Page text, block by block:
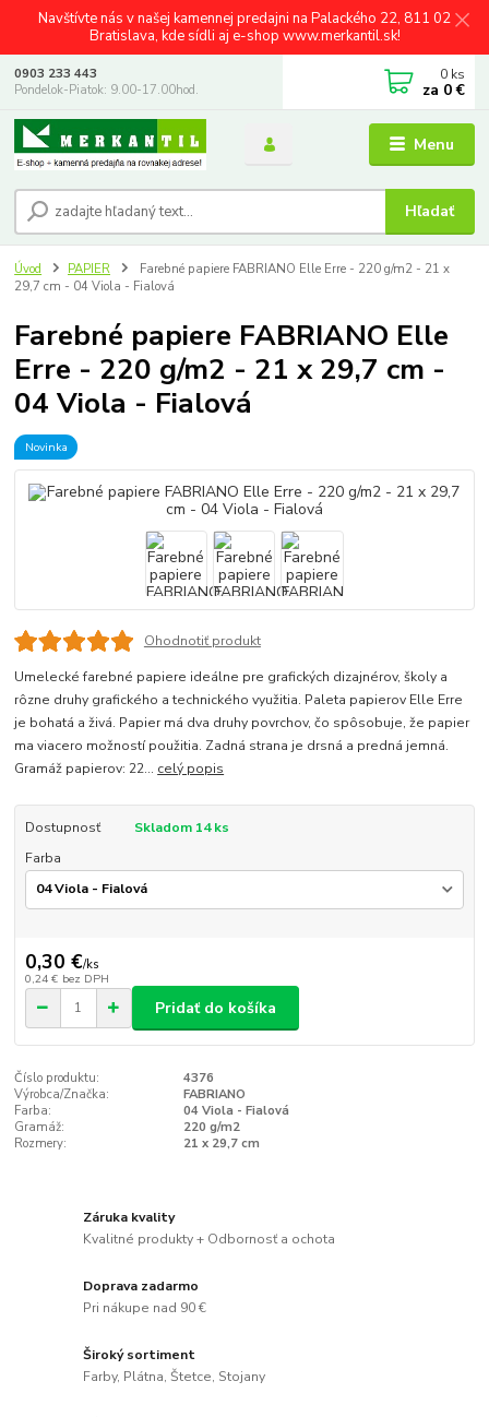
Navštívte nás v našej kamennej predajni na Palackého 22, 811 02
Bratislava, kde sídli aj e-shop www.merkantil.sk!
Menu
Hľadať
0903 233 443
Pondelok-Piatok: 9.00-17.00hod.
0 ks
za 0 €
Úvod PAPIER
Farebné papiere FABRIANO Elle Erre - 220 g/m2 - 21 x
29,7 cm - 04 Viola - Fialová
Farebné papiere FABRIANO Elle
Erre - 220 g/m2 - 21 x 29,7 cm -
04 Viola - Fialová
Novinka
Ohodnotiť produkt
Umelecké farebné papiere ideálne pre grafických dizajnérov, školy a
rôzne druhy grafického a technického využitia. Paleta papierov Elle Erre
je bohatá a živá. Papier má dva druhy povrchov, čo spôsobuje, že papier
ma viacero možností použitia. Zadná strana je drsná a predná jemná.
Gramáž papierov: 22... celý popis
Dostupnosť
Skladom 14 ks
Farba
0,30 €/ks
0,24 € bez DPH
Pridať do košíka
Číslo produktu:
4376
Výrobca/Značka:
FABRIANO
Farba:
04 Viola - Fialová
Gramáž:
220 g/m2
Rozmery:
21 x 29,7 cm
Záruka kvality
Kvalitné produkty + Odbornosť a ochota
Doprava zadarmo
Pri nákupe nad 90 €
Široký sortiment
Farby, Plátna, Štetce, Stojany